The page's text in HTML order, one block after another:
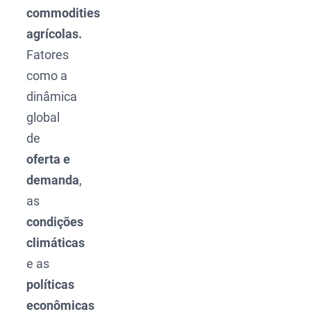
commodities
agrícolas.
Fatores
como a
dinâmica
global
de
oferta e
demanda,
as
condições
climáticas
e as
políticas
econômicas